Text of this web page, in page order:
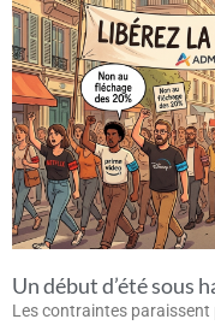
Un début d’été sous
Les contraintes